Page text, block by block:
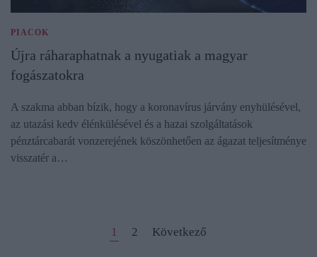
PIACOK
Újra ráharaphatnak a nyugatiak a magyar
fogászatokra
A szakma abban bízik, hogy a koronavírus járvány enyhülésével,
az utazási kedv élénkülésével és a hazai szolgáltatások
pénztárcabarát vonzerejének köszönhetően az ágazat teljesítménye
visszatér a…
1 2 Következő